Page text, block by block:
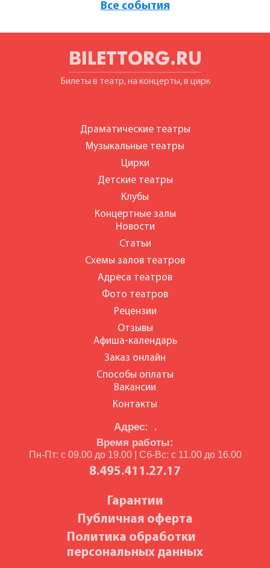
Все события
BILETTORG.RU
Билеты в театр, на концерты, в цирк
Адрес: ,
Время работы:
Пн-Пт: с 09.00 до 19.00 | Сб-Вс: с 11.00 до 16.00
8.495.411.27.17
Гарантии
Публичная оферта
Политика обработки
персональных данных
Драматические театры
Музыкальные театры
Цирки
Детские театры
Клубы
Концертные залы
Новости
Статьи
Схемы залов театров
Адреса театров
Фото театров
Рецензии
Отзывы
Афиша-календарь
Заказ онлайн
Способы оплаты
Вакансии
Контакты